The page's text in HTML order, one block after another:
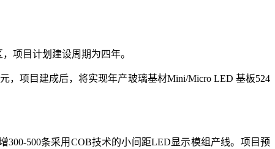
项目计划建设周期为四年。
，项目建成后，将实现年产玻璃基材Mini/Micro LED 基板524
500条采用COB技术的小间距LED显示模组产线。项目预